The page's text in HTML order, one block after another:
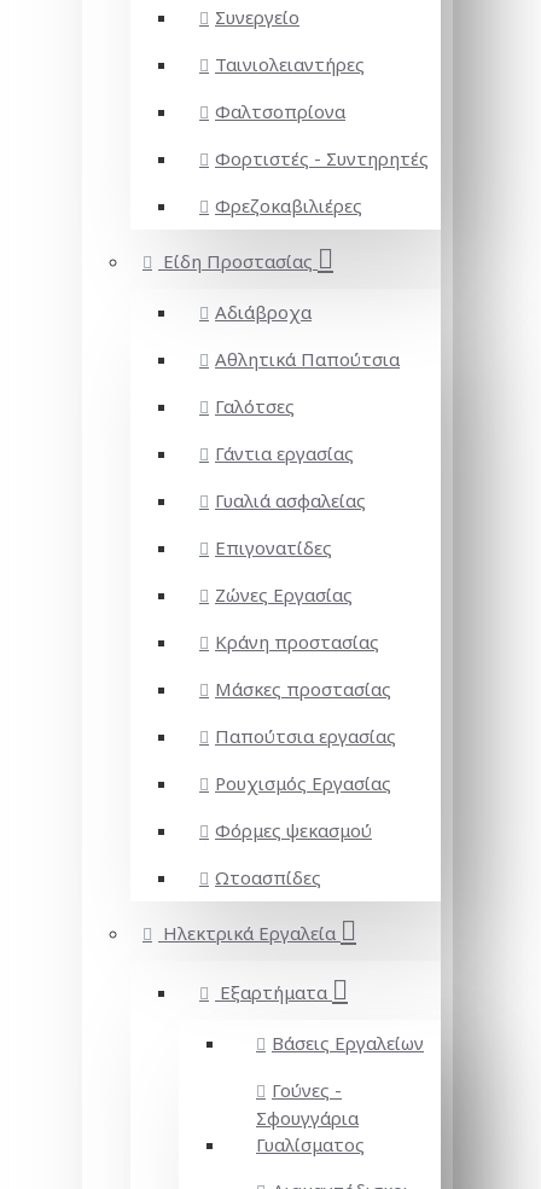
Συνεργείο
Ταινιολειαντήρες
Φαλτσοπρίονα
Φορτιστές - Συντηρητές
Φρεζοκαβιλιέρες
Είδη Προστασίας
Αδιάβροχα
Αθλητικά Παπούτσια
Γαλότσες
Γάντια εργασίας
Γυαλιά ασφαλείας
Επιγονατίδες
Ζώνες Εργασίας
Κράνη προστασίας
Μάσκες προστασίας
Παπούτσια εργασίας
Ρουχισμός Εργασίας
Φόρμες ψεκασμού
Ωτοασπίδες
Ηλεκτρικά Εργαλεία
Εξαρτήματα
Βάσεις Εργαλείων
Γούνες -
Σφουγγάρια
Γυαλίσματος